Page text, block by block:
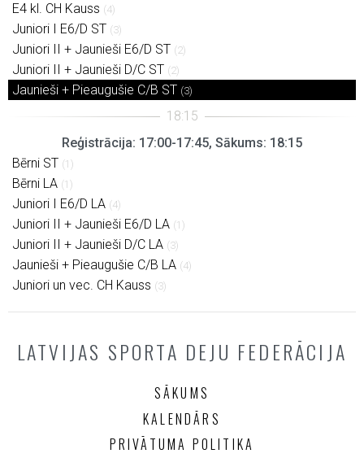
E4 kl. CH Kauss (4)
Juniori I E6/D ST (3)
Juniori II + Jaunieši E6/D ST (2)
Juniori II + Jaunieši D/C ST (2)
Jaunieši + Pieaugušie C/B ST (3)
Reģistrācija: 17:00-17:45, Sākums: 18:15
Bērni ST (1)
Bērni LA (1)
Juniori I E6/D LA (4)
Juniori II + Jaunieši E6/D LA (1)
Juniori II + Jaunieši D/C LA (3)
Jaunieši + Pieaugušie C/B LA (4)
Juniori un vec. CH Kauss (3)
LATVIJAS SPORTA DEJU FEDERĀCIJA
SĀKUMS
KALENDĀRS
PRIVĀTUMA POLITIKA